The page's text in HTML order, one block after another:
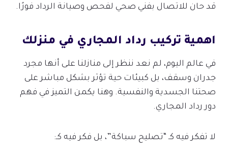
قد حان للاتصال بفني صحي لفحص وصيانة الرداد فورًا.
اهمية تركيب رداد المجاري في منزلك
في عالم اليوم، لم نعد ننظر إلى منازلنا على أنها مجرد
جدران وسقف، بل كبيئات حية تؤثر بشكل مباشر على
صحتنا الجسدية والنفسية. وهنا يكمن التميز في فهم
دور رداد المجاري.
لا تفكر فيه كـ “تصليح سباكة”، بل فكر فيه كـ: